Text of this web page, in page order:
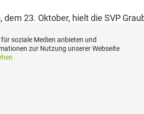
23. Oktober, hielt die SVP
Ausbau der
sprach sich eine
Finanzierung des
soziale Medien anbieten und
zur Nutzung unserer Webseite